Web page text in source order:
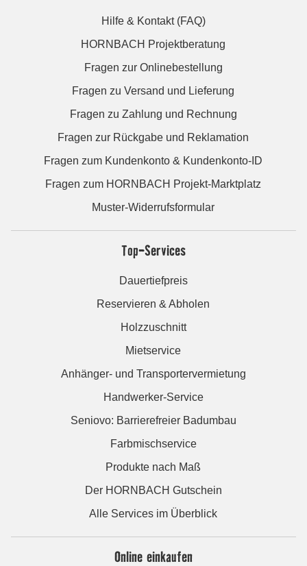
Hilfe & Kontakt (FAQ)
HORNBACH Projektberatung
Fragen zur Onlinebestellung
Fragen zu Versand und Lieferung
Fragen zu Zahlung und Rechnung
Fragen zur Rückgabe und Reklamation
Fragen zum Kundenkonto & Kundenkonto-ID
Fragen zum HORNBACH Projekt-Marktplatz
Muster-Widerrufsformular
Top-Services
Dauertiefpreis
Reservieren & Abholen
Holzzuschnitt
Mietservice
Anhänger- und Transportervermietung
Handwerker-Service
Seniovo: Barrierefreier Badumbau
Farbmischservice
Produkte nach Maß
Der HORNBACH Gutschein
Alle Services im Überblick
Online einkaufen